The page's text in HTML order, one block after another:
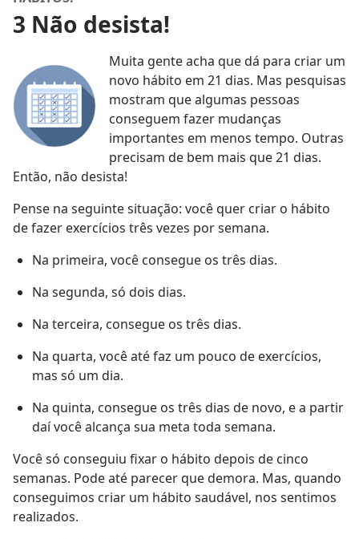
3 Não desista!
Muita gente acha que dá para criar um
novo hábito em 21 dias. Mas pesquisas
mostram que algumas pessoas
conseguem fazer mudanças
importantes em menos tempo. Outras
precisam de bem mais que 21 dias.
Então, não desista!
Pense na seguinte situação: você quer criar o hábito
de fazer exercícios três vezes por semana.
Na primeira, você consegue os três dias.
Na segunda, só dois dias.
Na terceira, consegue os três dias.
Na quarta, você até faz um pouco de exercícios,
mas só um dia.
Na quinta, consegue os três dias de novo, e a partir
daí você alcança sua meta toda semana.
Você só conseguiu fixar o hábito depois de cinco
semanas. Pode até parecer que demora. Mas, quando
conseguimos criar um hábito saudável, nos sentimos
realizados.